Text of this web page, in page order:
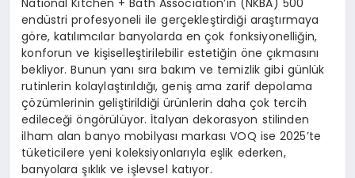
endüstri profesyoneli ile gerçekleştirdiği araştırmaya
göre, katılımcılar banyolarda en çok fonksiyonelliğin,
konforun ve kişiselleştirilebilir estetiğin öne çıkmasını
bekliyor. Bunun yanı sıra bakım ve temizlik gibi günlük
rutinlerin kolaylaştırıldığı, geniş ama zarif depolama
çözümlerinin geliştirildiği ürünlerin daha çok tercih
edileceği öngörülüyor. İtalyan dekorasyon stilinden
ilham alan banyo mobilyası markası VOQ ise 2025’te
tüketicilere yeni koleksiyonlarıyla eşlik ederken,
banyolara şıklık ve işlevsel katıyor.